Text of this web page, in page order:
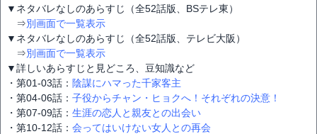
▼ネタバレなしのあらすじ（全52話版、BSテレ東）
⇒別画面で一覧表示
▼ネタバレなしのあらすじ（全52話版、テレビ大阪）
⇒別画面で一覧表示
▼詳しいあらすじと見どころ、豆知識など
・第01-03話： 陰謀にハマった千家客主
・第04-06話： 子役からチャン・ヒョクへ！それぞれの決意！
・第07-09話： 生涯の恋人と親友との出会い
・第10-12話： 会ってはいけない女人との再会